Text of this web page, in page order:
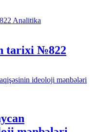
Analitika
tarixi №822